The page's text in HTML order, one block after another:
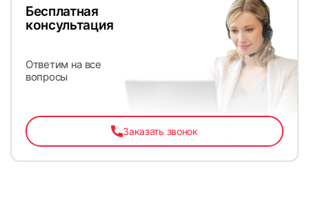
Бесплатная
консультация
Ответим на все
вопросы
Заказать звонок